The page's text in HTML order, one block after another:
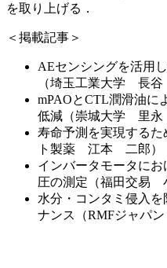
を取り上げる．
＜掲載記事＞
AEセンシングを活用
（埼玉工業大学 長
mPAOとCTL潤滑油に
低減（崇城大学 里
寿命予測を実現するた
ト製薬 江本 二郎）
インバータモータに
圧の測定（福田交易
水分・コンタミ侵入
ナンス（RMFジャパ